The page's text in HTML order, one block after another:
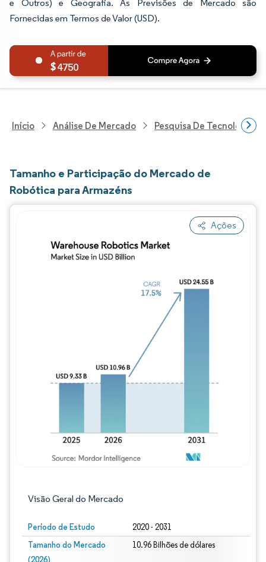
e Outros) e Geografia. As Previsões de Mercado são
Fornecidas em Termos de Valor (USD).
4750
Início Análise De Mercado Pesquisa De Tecnologia,
Tamanho e Participação do Mercado de
Robótica para Armazéns
Ações
Visão Geral do Mercado
Período de Estudo 2020 - 2031
Tamanho do Mercado
(2026)
10.96 Bilhões de dólares
Imagem © Mordor Intelligence. O reuso